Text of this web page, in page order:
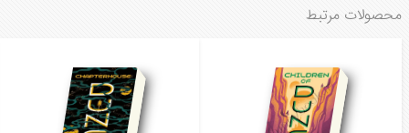
محصولات مرتبط